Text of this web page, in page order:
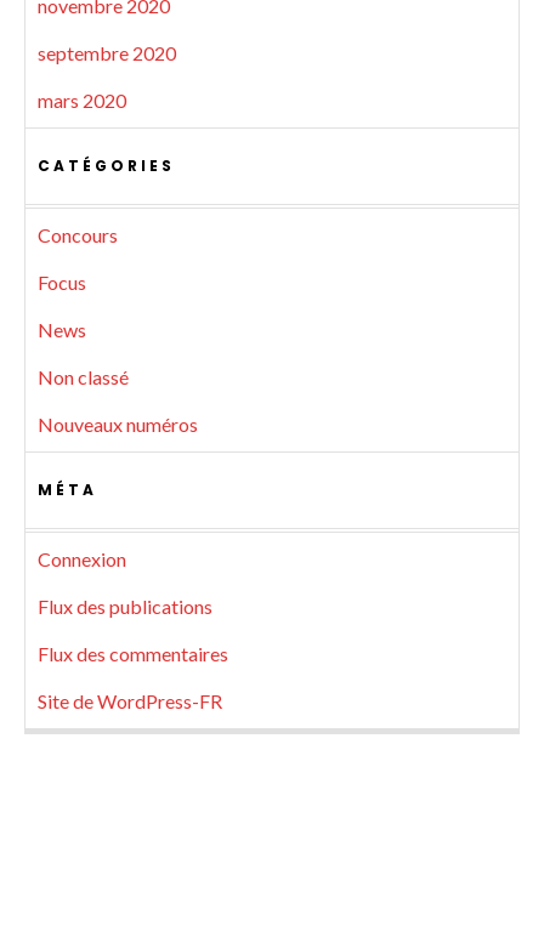
novembre 2020
septembre 2020
mars 2020
CATÉGORIES
Concours
Focus
News
Non classé
Nouveaux numéros
MÉTA
Connexion
Flux des publications
Flux des commentaires
Site de WordPress-FR